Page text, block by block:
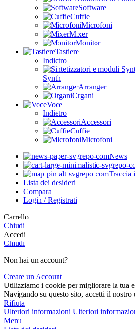
Software
Cuffie
Microfoni
Mixer
Monitor
Tastiere
Indietro
Synth
Arranger
Organi
Voce
Indietro
Accessori
Cuffie
Microfoni
News
Traccia
Lista dei desideri
Compara
Login / Registrati
Carrello
Chiudi
Accedi
Chiudi
Non hai un account?
Creare un Account
Utilizziamo i cookie per migliorare la tua
Navigando su questo sito, accetti il
Rifiuta
Ulteriori informazioni Ulteriori
Menu